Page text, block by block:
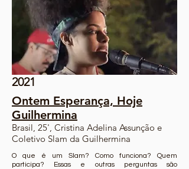
2021
Ontem Esperança, Hoje
Guilhermina
Brasil, 25', Cristina Adelina Assunção e
Coletivo Slam da Guilhermina
O que é um Slam? Como funciona? Quem
participa? Essas e outras perguntas são